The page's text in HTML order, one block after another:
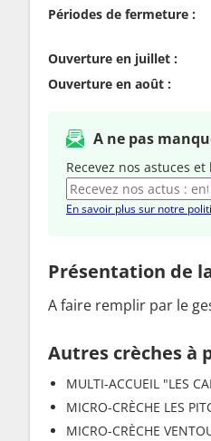
Périodes de fermeture :
Ouverture en juillet :
Ouverture en août :
A ne pas
Recevez nos astuces
En savoir plus sur notre
Présentation de
A faire remplir par le
Autres crèches à
MULTI-ACCUEIL "LES
MICRO-CRÈCHE LES
MICRO-CRÈCHE